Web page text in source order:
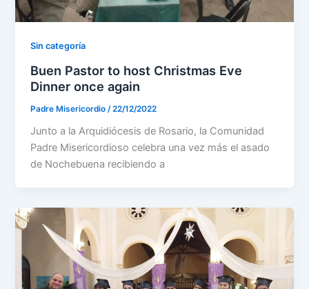
Sin categoría
Buen Pastor to host Christmas Eve
Dinner once again
Padre Misericordio /22/12/2022
Junto a la Arquidiócesis de Rosario, la Comunidad
Padre Misericordioso celebra una vez más el asado
de Nochebuena recibiendo a